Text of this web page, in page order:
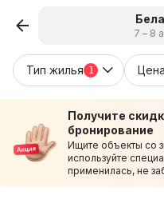
7 – 8
Тип жилья 1
Получите
бронирование
Ищите объекты со
используйте
применилась, не